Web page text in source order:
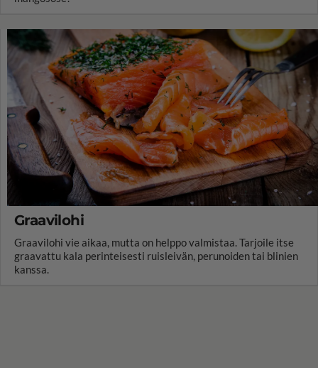
Graavilohi
Graavilohi vie aikaa, mutta on helppo valmistaa. Tarjoile itse
graavattu kala perinteisesti ruisleivän, perunoiden tai blinien
kanssa.